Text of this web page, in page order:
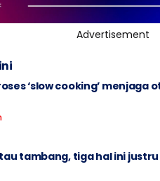
Advertisement
‘slow cooking’ menjaga
tambang, tiga hal ini